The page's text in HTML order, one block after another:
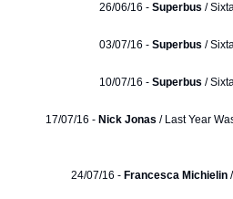
26/06/16 - Superbus /
03/07/16 - Superbus /
10/07/16 - Superbus /
17/07/16 - Nick Jonas / Last Year
24/07/16 - Francesca Michielin/